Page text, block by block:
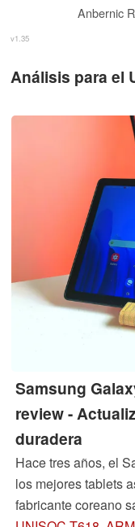
v1.35
Análisis para el
Samsung
review -
duradera
Hace tres años, el
los mejores tablets
fabricante coreano